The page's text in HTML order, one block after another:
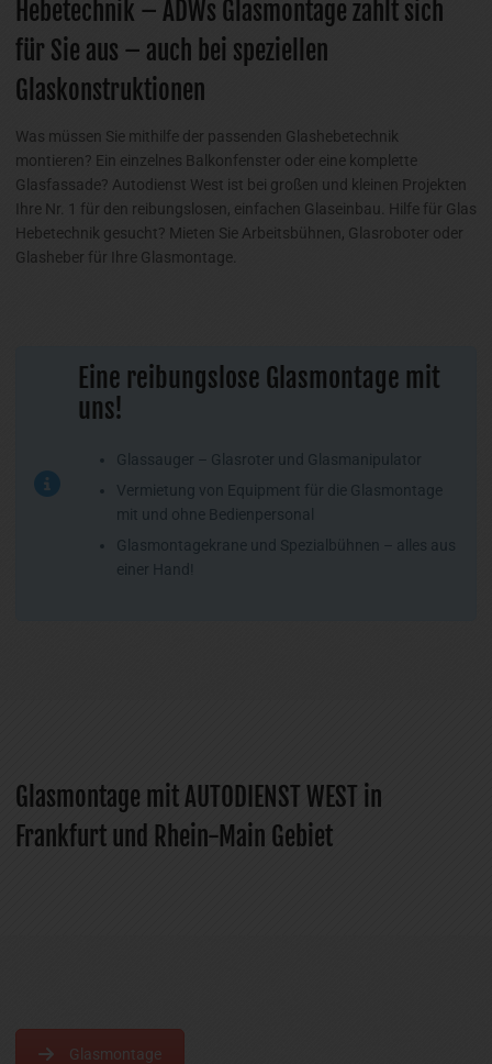
Hebetechnik – ADWs Glasmontage zahlt sich
für Sie aus – auch bei speziellen
Glaskonstruktionen
Was müssen Sie mithilfe der passenden Glashebetechnik
montieren? Ein einzelnes Balkonfenster oder eine komplette
Glasfassade? Autodienst West ist bei großen und kleinen Projekten
Ihre Nr. 1 für den reibungslosen, einfachen Glaseinbau. Hilfe für Glas
Hebetechnik gesucht? Mieten Sie Arbeitsbühnen, Glasroboter oder
Glasheber für Ihre Glasmontage.
Eine reibungslose Glasmontage mit
uns!
Glassauger – Glasroter und Glasmanipulator
Vermietung von Equipment für die Glasmontage
mit und ohne Bedienpersonal
Glasmontagekrane und Spezialbühnen – alles aus
einer Hand!
Glasmontage mit AUTODIENST WEST in
Frankfurt und Rhein-Main Gebiet
Glasmontage